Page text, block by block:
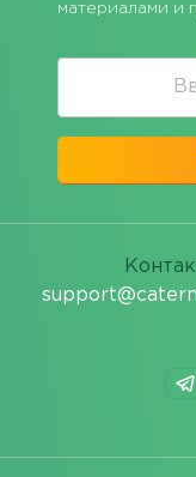
материалами и